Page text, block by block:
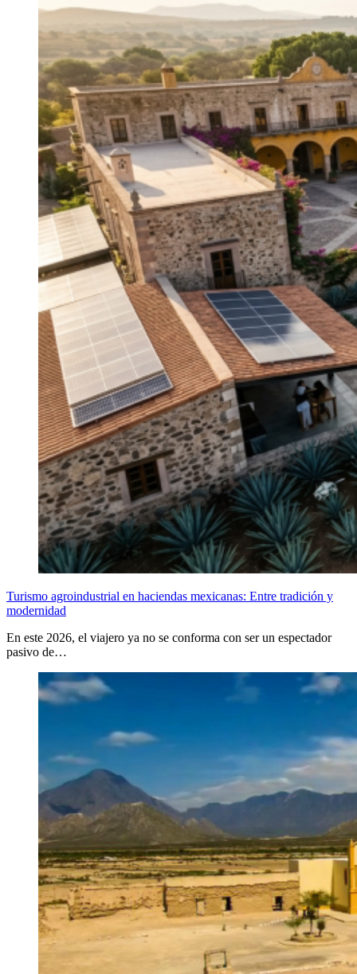
Turismo agroindustrial en haciendas mexicanas: Entre tradición y
modernidad
En este 2026, el viajero ya no se conforma con ser un espectador
pasivo de…